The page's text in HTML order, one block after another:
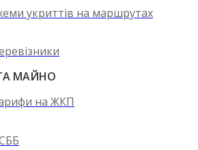
укриттів на маршрутах
МАЙНО
на ЖКП